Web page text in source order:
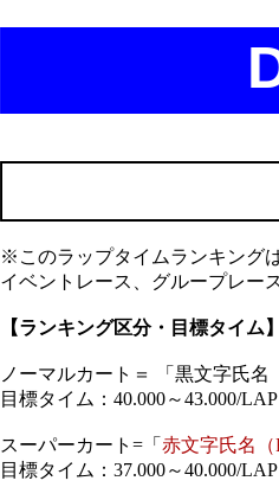
※このラップタイムランキング
イベントレース、グループレー
【ランキング区分・目標タイム】
ノーマルカート＝ 「黒文字氏名
目標タイム：40.000～43.000/LAP
スーパーカート=「 赤文字氏名
目標タイム：37.000～40.000/LAP